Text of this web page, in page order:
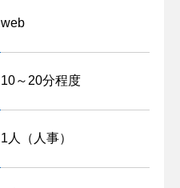
web
10～20分程度
1人（人事）